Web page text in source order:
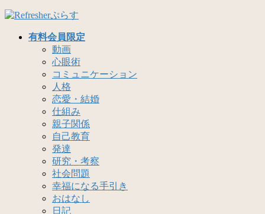
コ
ナ
有料会員限定
動画
心眼術
コミュニケーション
人格
恋愛・結婚
仕組み
親子関係
自己教育
発達
研究・考察
社会問題
幸福になる手引き
おはなし
日記